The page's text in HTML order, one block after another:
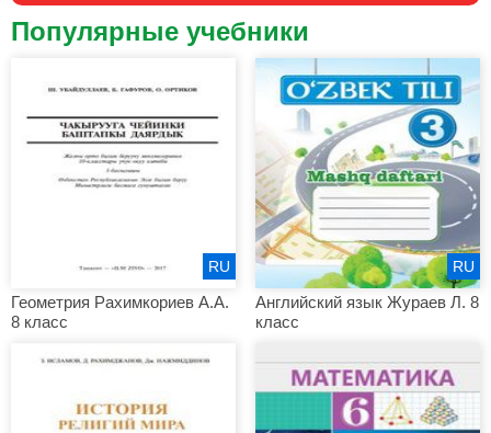
Популярные учебники
Геометрия Рахимкориев А.А.
8 класс
RU
Английский язык Жураев Л. 8
класс
RU